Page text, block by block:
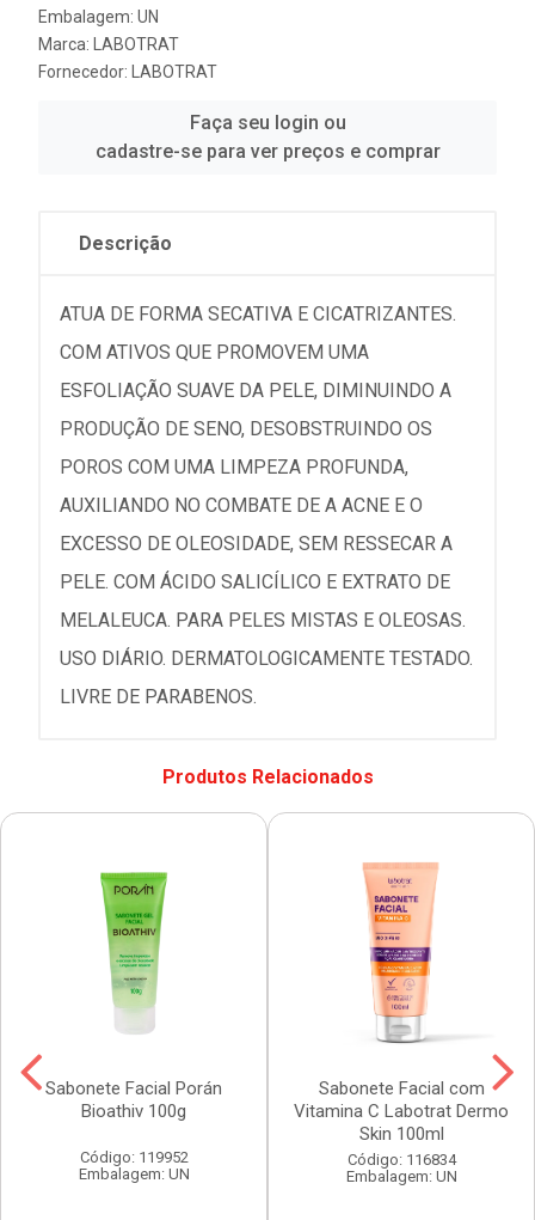
Embalagem: UN
Marca:
LABOTRAT
Fornecedor:
LABOTRAT
Faça seu login ou
cadastre-se para ver preços e comprar
Descrição
ATUA DE FORMA SECATIVA E CICATRIZANTES.
COM ATIVOS QUE PROMOVEM UMA
ESFOLIAÇÃO SUAVE DA PELE, DIMINUINDO A
PRODUÇÃO DE SENO, DESOBSTRUINDO OS
POROS COM UMA LIMPEZA PROFUNDA,
AUXILIANDO NO COMBATE DE A ACNE E O
EXCESSO DE OLEOSIDADE, SEM RESSECAR A
PELE. COM ÁCIDO SALICÍLICO E EXTRATO DE
MELALEUCA. PARA PELES MISTAS E OLEOSAS.
USO DIÁRIO. DERMATOLOGICAMENTE TESTADO.
LIVRE DE PARABENOS.
Produtos Relacionados
Sabonete Facial Porán
Bioathiv 100g
Código: 119952
Embalagem: UN
Sabonete Facial com
Vitamina C Labotrat Dermo
Skin 100ml
Código: 116834
Embalagem: UN